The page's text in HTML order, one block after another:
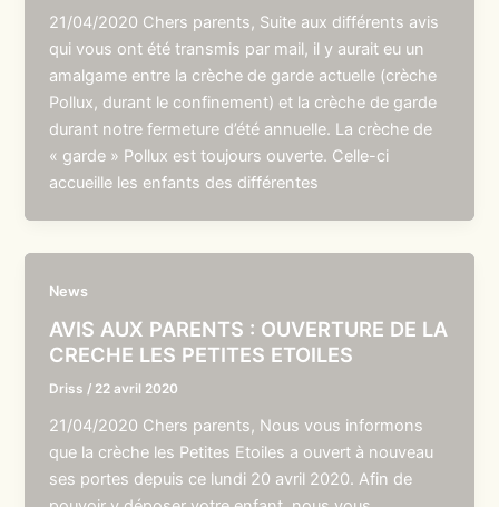
21/04/2020 Chers parents, Suite aux différents avis
qui vous ont été transmis par mail, il y aurait eu un
amalgame entre la crèche de garde actuelle (crèche
Pollux, durant le confinement) et la crèche de garde
durant notre fermeture d’été annuelle. La crèche de
« garde » Pollux est toujours ouverte. Celle-ci
accueille les enfants des différentes
News
AVIS AUX PARENTS : OUVERTURE DE LA
CRECHE LES PETITES ETOILES
Driss / 22 avril 2020
21/04/2020 Chers parents, Nous vous informons
que la crèche les Petites Etoiles a ouvert à nouveau
ses portes depuis ce lundi 20 avril 2020. Afin de